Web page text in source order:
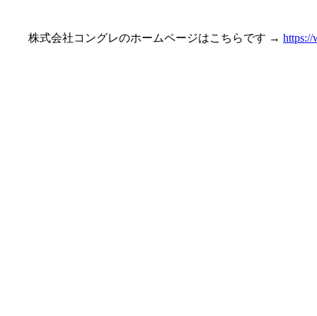
株式会社コングレのホームページはこちらです → https://